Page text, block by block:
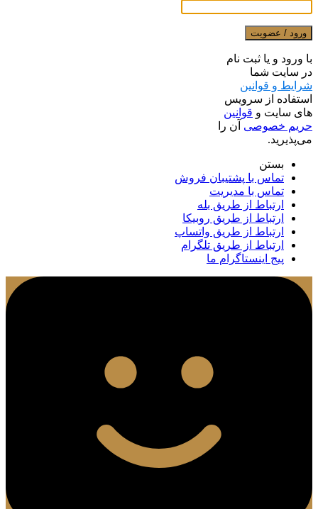
ورود / عضویت
با ورود و یا ثبت نام
در سایت شما
شرایط و قوانین
استفاده از سرویس
های سایت و قوانین
حریم خصوصی آن را
می‌پذیرید.
بستن
تماس با پشتیبان فروش
تماس با مدیریت
ارتباط از طریق بله
ارتباط از طریق روبیکا
ارتباط از طریق واتساپ
ارتباط از طریق تلگرام
پیج اینستاگرام ما